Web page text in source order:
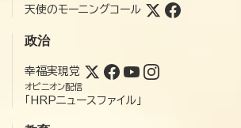
天使のモーニングコール
政治
幸福実現党
オピニオン配信
「HRPニュースファイル」